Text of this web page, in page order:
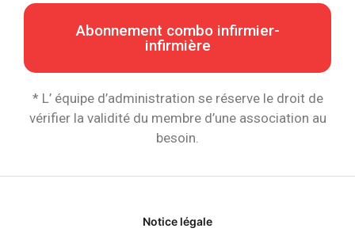
Abonnement combo infirmier-
infirmière
* L’ équipe d’administration se réserve le droit de
vérifier la validité du membre d’une association au
besoin.
Notice légale